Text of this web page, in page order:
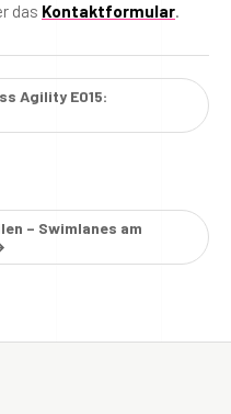
das Kontaktformular.
Agility E015:
– Swimlanes am